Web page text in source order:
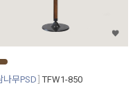
나무PSD TFW1-850